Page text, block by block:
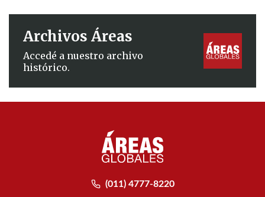
Archivos Áreas
Accedé a nuestro archivo
histórico.
(011) 4777-8220